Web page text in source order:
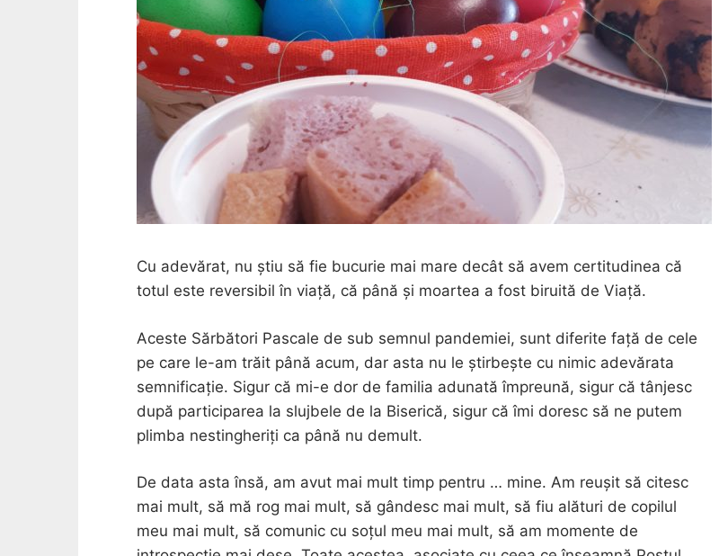
Cu adevărat, nu știu să fie bucurie mai mare decât să avem certitudinea că
totul este reversibil în viață, că până și moartea a fost biruită de Viață.
Aceste Sărbători Pascale de sub semnul pandemiei, sunt diferite față de cele
pe care le-am trăit până acum, dar asta nu le știrbește cu nimic adevărata
semnificație. Sigur că mi-e dor de familia adunată împreună, sigur că tânjesc
după participarea la slujbele de la Biserică, sigur că îmi doresc să ne putem
plimba nestingheriți ca până nu demult.
De data asta însă, am avut mai mult timp pentru … mine. Am reușit să citesc
mai mult, să mă rog mai mult, să gândesc mai mult, să fiu alături de copilul
meu mai mult, să comunic cu soțul meu mai mult, să am momente de